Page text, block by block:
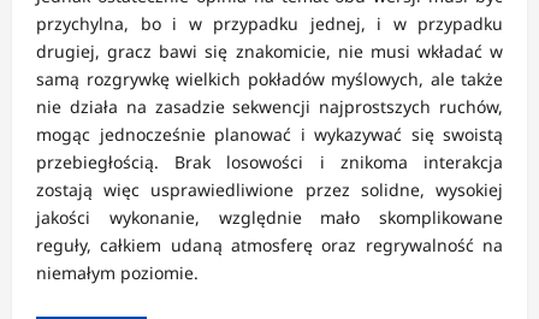
przychylna, bo i w przypadku jednej, i w przypadku
drugiej, gracz bawi się znakomicie, nie musi wkładać w
samą rozgrywkę wielkich pokładów myślowych, ale także
nie działa na zasadzie sekwencji najprostszych ruchów,
mogąc jednocześnie planować i wykazywać się swoistą
przebiegłością. Brak losowości i znikoma interakcja
zostają więc usprawiedliwione przez solidne, wysokiej
jakości wykonanie, względnie mało skomplikowane
reguły, całkiem udaną atmosferę oraz regrywalność na
niemałym poziomie.